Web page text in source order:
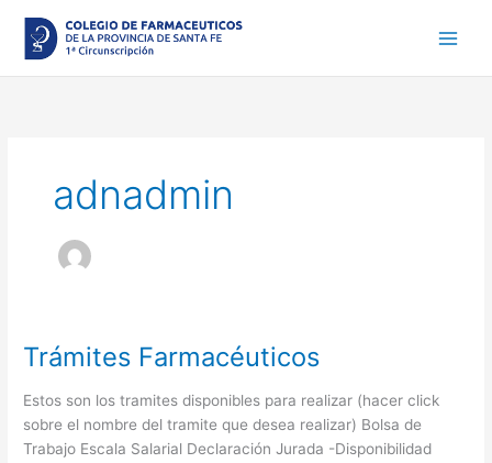
contenido
adnadmin
Trámites Farmacéuticos
Estos son los tramites disponibles para realizar (hacer click
sobre el nombre del tramite que desea realizar) Bolsa de
Trabajo Escala Salarial Declaración Jurada -Disponibilidad
Trámites